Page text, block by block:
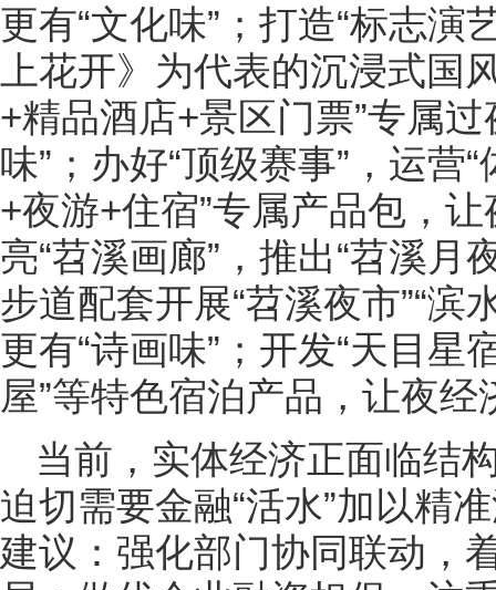
更有“文化味”；打造“标志演
上花开》为代表的沉浸式国
+精品酒店+景区门票”专属
味”；办好“顶级赛事”，运营
+夜游+住宿”专属产品包，
亮“苕溪画廊”，推出“苕溪月
步道配套开展“苕溪夜市”“滨
更有“诗画味”；开发“天目星
屋”等特色宿泊产品，让夜经
当前，实体经济正面临结
迫切需要金融“活水”加以精
建议：强化部门协同联动，